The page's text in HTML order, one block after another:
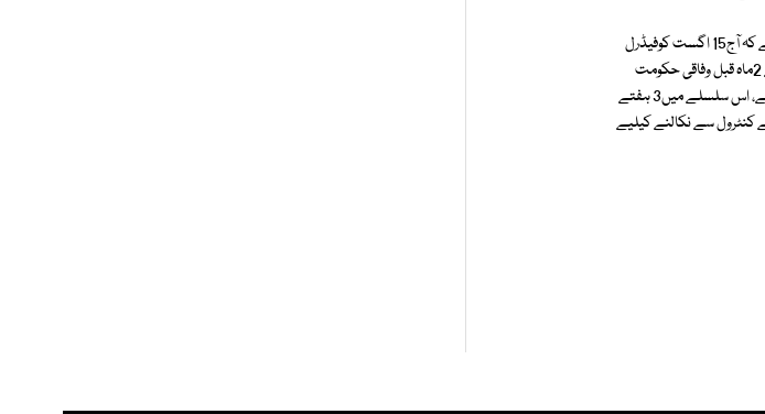
فیڈرل سروس ٹریبونل انتظامیہ نے وزارت قانون وانصاف سے ٹریبونل کے مستقبل سے متعلق رائے طلب کرلی۔ معلوم ہوا ہے کہ آج15 اگست کوفیڈرل
سروس ٹربیونل غیر فعال ہوجائیگا۔ ذرائع کے مطابق سپریم کورٹ کے چیف جسٹس افتخارمحمدچوہدری پرمشتمل بینچ نے 2ماہ قبل وفاقی حکومت
کوہدایت کی تھی کہ فیڈرل سروس ٹریبونل کو وفاقی حکومت کے کنٹرول سے نکال کرہائیکورٹ طرزپرخودمختارادارہ بنایا جائے، اس سلسلے میں3 ہفتے
تک ٹربیونل کووزارت قانون کے کنٹرول سے نکالنے کیلیے